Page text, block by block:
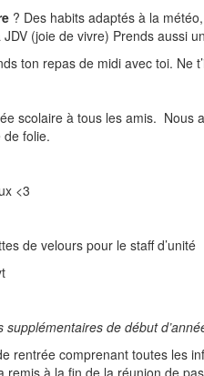
? Des habits adaptés à la
(joie de vivre) Prends aussi
ton repas de midi avec toi. Ne
scolaire à tous les amis. Nous
de folie.
<3
de velours pour le staff d’unité
supplémentaires de début
rentrée comprenant toutes les
à la fin de la réunion de